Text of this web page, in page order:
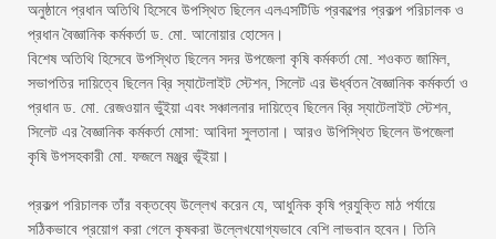
‎অনুষ্ঠানে প্রধান অতিথি হিসেবে উপস্থিত ছিলেন এলএসটিডি প্রকল্পের প্রকল্প পরিচালক ও
প্রধান বৈজ্ঞানিক কর্মকর্তা ড. মো. আনোয়ার হোসেন।
‎বিশেষ অতিথি হিসেবে উপস্থিত ছিলেন সদর উপজেলা কৃষি কর্মকর্তা মো. শওকত জামিল,
সভাপতির দায়িত্বে ছিলেন ব্রি স্যাটেলাইট স্টেশন, সিলেট এর ঊর্ধ্বতন বৈজ্ঞানিক কর্মকর্তা ও
প্রধান ড. মো. রেজওয়ান ভুঁইয়া এবং সঞ্চালনার দায়িত্বে ছিলেন ব্রি স্যাটেলাইট স্টেশন,
সিলেট এর বৈজ্ঞানিক কর্মকর্তা মোসা: আবিদা সুলতানা। আরও উপিস্থিত ছিলেন উপজেলা
কৃষি উপসহকারী মো. ফজলে মঞ্জুর ভূঁইয়া।
‎প্রকল্প পরিচালক তাঁর বক্তব্যে উল্লেখ করেন যে, আধুনিক কৃষি প্রযুক্তি মাঠ পর্যায়ে
সঠিকভাবে প্রয়োগ করা গেলে কৃষকরা উল্লেখযোগ্যভাবে বেশি লাভবান হবেন। তিনি